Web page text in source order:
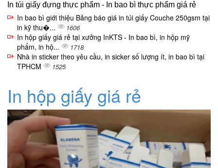
In túi giấy đựng thực phẩm - In bao bì thực phẩm giá rẻ
In bao bì giới thiệu Bảng báo giá in túi giấy Couche 250gsm tại
in kỹ thu�...
1606
In hộp giấy giá rẻ tại xưởng InKTS - In bao bì, in hộp mỹ
phẩm, in hộ...
1718
Nhà in sticker theo yêu cầu, in sicker số lượng ít, in bao bì tại
TPHCM
1525
In hộp giấy giá rẻ